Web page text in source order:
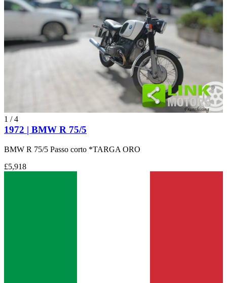
1 /4
1972 | BMW R 75/5
BMW R 75/5 Passo corto *TARGA ORO
£5,918